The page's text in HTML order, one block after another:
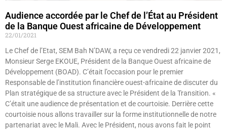
Audience accordée par le Chef de l’État au Président
de la Banque Ouest africaine de Développement
22/01/2021
Le Chef de l’Etat, SEM Bah N’DAW, a reçu ce vendredi 22 janvier 2021,
Monsieur Serge EKOUE, Président de la Banque Ouest africaine de
Développement (BOAD). C’était l’occasion pour le premier
Responsable de l’institution financière ouest-africaine de discuter du
Plan stratégique de sa structure avec le Président de la Transition. «
C’était une audience de présentation et de courtoisie. Derrière cette
courtoisie nous allons travailler sur la forme institutionnelle de notre
partenariat avec le Mali. Avec le Président, nous avons fait le point